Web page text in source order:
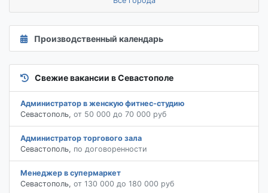
Производственный календарь
Свежие вакансии в Севастополе
Администратор в женскую фитнес-студию
Севастополь, от 50 000 до 70 000 руб
Администратор торгового зала
Севастополь, по договоренности
Менеджер в супермаркет
Севастополь, от 130 000 до 180 000 руб